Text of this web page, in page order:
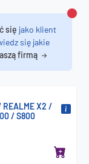
się jako klient
się jakie
firmą
REALME X2 /
/ S800